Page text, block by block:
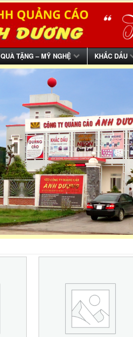
QUÀ TẶNG – MỸ NGHỆ KHẮC DẤU